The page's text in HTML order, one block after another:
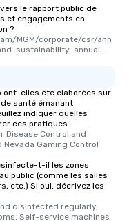
le rapport public de
et engagements en
?
MGM/corporate/csr/ann
sustainability-annual-
ont-elles été élaborées sur
santé émanant
indiquer quelles
ces pratiques.
Disease Control and
Gaming Control
t-il les zones
public (comme les salles
etc.) Si oui, décrivez les
disinfected regularly,
Self-service machines